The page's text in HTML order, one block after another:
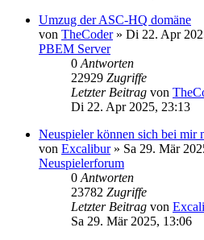
Umzug der ASC-HQ domäne
von TheCoder» Di 22. Apr
PBEM Server
0 Antworten
22929 Zugriffe
Letzter Beitrag von
Di 22. Apr 2025, 23:13
Neuspieler können sich bei mir
von Excalibur» Sa 29. Mär
Neuspielerforum
0 Antworten
23782 Zugriffe
Letzter Beitrag von
Sa 29. Mär 2025, 13:06